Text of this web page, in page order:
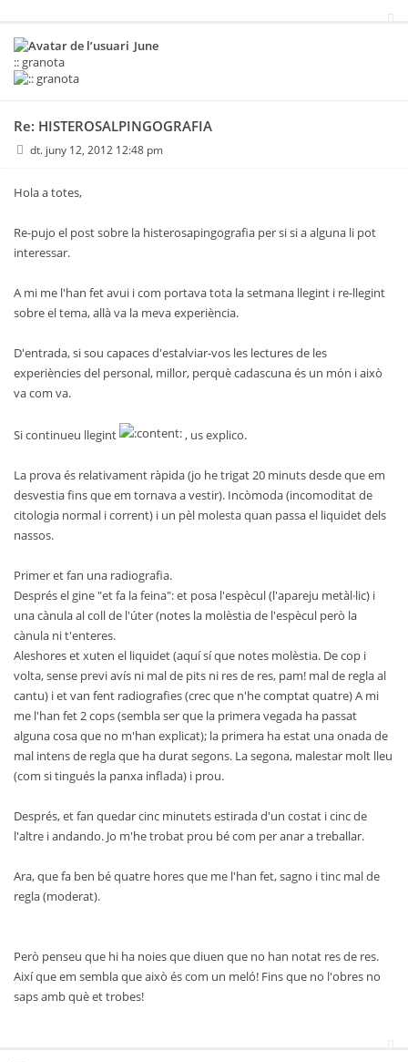
June
:: granota
Re: HISTEROSALPINGOGRAFIA
dt. juny 12, 2012 12:48 pm
Hola a totes,
Re-pujo el post sobre la histerosapingografia per si si a alguna li pot
interessar.
A mi me l'han fet avui i com portava tota la setmana llegint i re-llegint
sobre el tema, allà va la meva experiència.
D'entrada, si sou capaces d'estalviar-vos les lectures de les
experiències del personal, millor, perquè cadascuna és un món i això
va com va.
Si continueu llegint , us explico.
La prova és relativament ràpida (jo he trigat 20 minuts desde que em
desvestia fins que em tornava a vestir). Incòmoda (incomoditat de
citologia normal i corrent) i un pèl molesta quan passa el liquidet dels
nassos.
Primer et fan una radiografia.
Després el gine "et fa la feina": et posa l'espècul (l'apareju metàl·lic) i
una cànula al coll de l'úter (notes la molèstia de l'espècul però la
cànula ni t'enteres.
Aleshores et xuten el liquidet (aquí sí que notes molèstia. De cop i
volta, sense previ avís ni mal de pits ni res de res, pam! mal de regla al
cantu) i et van fent radiografies (crec que n'he comptat quatre) A mi
me l'han fet 2 cops (sembla ser que la primera vegada ha passat
alguna cosa que no m'han explicat); la primera ha estat una onada de
mal intens de regla que ha durat segons. La segona, malestar molt lleu
(com si tingués la panxa inflada) i prou.
Després, et fan quedar cinc minutets estirada d'un costat i cinc de
l'altre i andando. Jo m'he trobat prou bé com per anar a treballar.
Ara, que fa ben bé quatre hores que me l'han fet, sagno i tinc mal de
regla (moderat).
Però penseu que hi ha noies que diuen que no han notat res de res.
Així que em sembla que això és com un meló! Fins que no l'obres no
saps amb què et trobes!